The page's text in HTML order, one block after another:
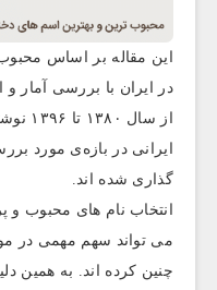
این مقاله بر اساس
در ایران با بررسی آمار
ایرانی در بازه‌ی مورد
گذاری شده اند.
انتخاب نام های محبوب و
می تواند سهم مهمی در
چنین کرده اند. به همین